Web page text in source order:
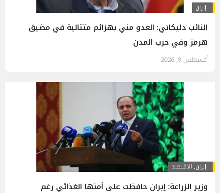
إيران
النائب دليكاني: العدو مني بهزائم متتالية في مضيق
هرمز وفي حرب المدن
أغسطس 9, 2026
إيران, الاقتصاد
وزير الزراعة: إيران حافظت على أمنها الغذائي رغم